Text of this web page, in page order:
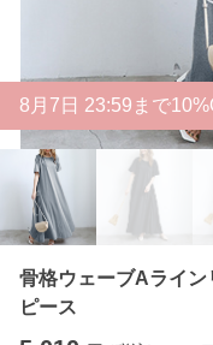
8 月 7 日 23:59まで
骨格ウェーブAライ
ピース